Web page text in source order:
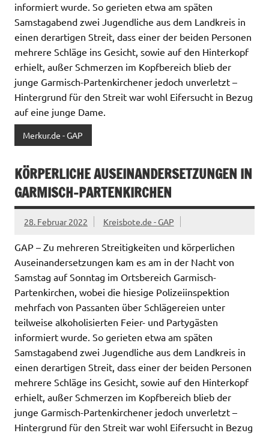
informiert wurde. So gerieten etwa am späten
Samstagabend zwei Jugendliche aus dem Landkreis in
einen derartigen Streit, dass einer der beiden Personen
mehrere Schläge ins Gesicht, sowie auf den Hinterkopf
erhielt, außer Schmerzen im Kopfbereich blieb der
junge Garmisch-Partenkirchener jedoch unverletzt –
Hintergrund für den Streit war wohl Eifersucht in Bezug
auf eine junge Dame.
Merkur.de - GAP
KÖRPERLICHE AUSEINANDERSETZUNGEN IN
GARMISCH-PARTENKIRCHEN
28. Februar 2022 Kreisbote.de - GAP
GAP – Zu mehreren Streitigkeiten und körperlichen
Auseinandersetzungen kam es am in der Nacht von
Samstag auf Sonntag im Ortsbereich Garmisch-
Partenkirchen, wobei die hiesige Polizeiinspektion
mehrfach von Passanten über Schlägereien unter
teilweise alkoholisierten Feier- und Partygästen
informiert wurde. So gerieten etwa am späten
Samstagabend zwei Jugendliche aus dem Landkreis in
einen derartigen Streit, dass einer der beiden Personen
mehrere Schläge ins Gesicht, sowie auf den Hinterkopf
erhielt, außer Schmerzen im Kopfbereich blieb der
junge Garmisch-Partenkirchener jedoch unverletzt –
Hintergrund für den Streit war wohl Eifersucht in Bezug